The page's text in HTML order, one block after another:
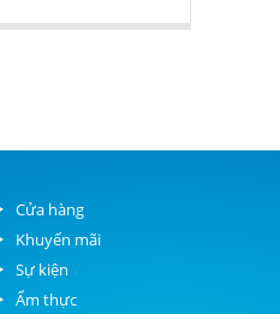
Cửa hàng
Khuyến mãi
Sự kiện
Ẩm thực